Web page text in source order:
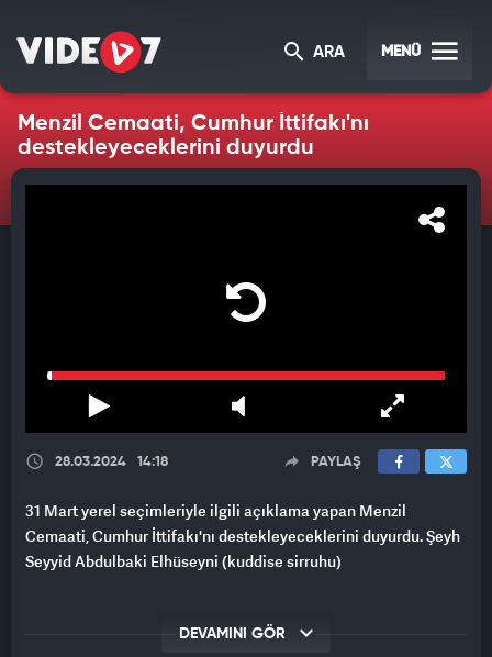
ARA MENÜ
Menzil Cemaati, Cumhur İttifakı'nı
destekleyeceklerini duyurdu
28.03.2024 14:18 PAYLAŞ
31 Mart yerel seçimleriyle ilgili açıklama yapan Menzil
Cemaati, Cumhur İttifakı'nı destekleyeceklerini duyurdu. Şeyh
Seyyid Abdulbaki Elhüseyni (kuddise sirruhu)
DEVAMINI GÖR